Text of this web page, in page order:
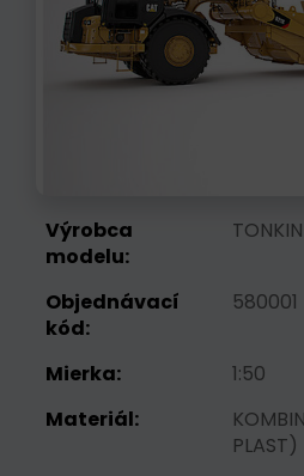
Výrobca
modelu:
TONKIN
Objednávací
kód:
580001
Mierka:
1:50
Materiál:
PLAST)